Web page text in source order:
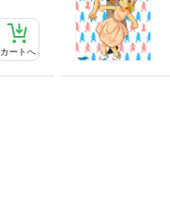
カートへ